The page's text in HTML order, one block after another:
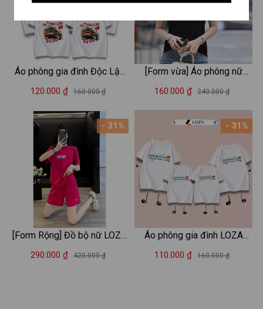
Áo phông gia đình Độc Lập
Tự Do, Việt Nam nón lá Loza
120.000 ₫ 160.000 ₫
- 31%
[Form Rộng] Đồ bộ nữ LOZA
I'm a Sucker chất liệu cotton
290.000 ₫ 420.000 ₫
[Form vừa] Áo phông nữ
𝐋𝐎𝐙𝐀 in chữ "Good Vibes"
160.000 ₫ 240.000 ₫
- 31%
Áo phông gia đình LOZA
KIDS 'Vật đổi sao dời nhà110.000 ₫ 160.000 ₫